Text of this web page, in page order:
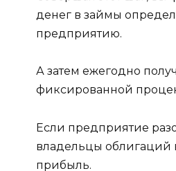
денег в займы
предприятию.
А затем ежегодно
фиксированной
Если предприятие
владельцы облигаций
прибыль.